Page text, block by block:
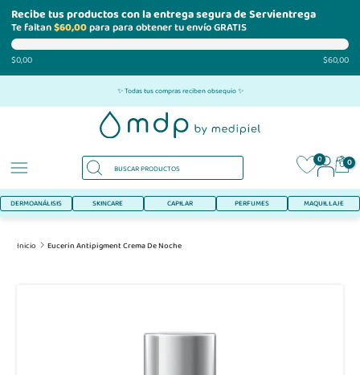
Recibe tus productos con la entrega segura de Servientrega
Te faltan$60,00para para obtener tu envío GRATIS
$0,00 $60,00
al
✨ Todas tus compras reciben obsequio ✨
0 0
DERMOANÁLISIS SKINCARE CAPILAR PERFUMES MAQUILLAJE
Inicio Eucerin Antipigment Crema De Noche